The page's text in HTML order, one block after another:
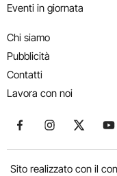
Eventi in giornata
Chi siamo
Pubblicità
Contatti
Lavora con noi
Seguici su Facebook
Seguici su
Seguici
Sito realizzato con il